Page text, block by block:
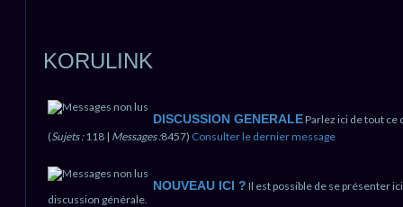
KORULINK
DISCUSSION GENERALEParlez ici de tout ce
(Sujets :118 | Messages :8457) Consulter le dernier message
NOUVEAU ICI ? Il est possible de se présenter
discussion générale.